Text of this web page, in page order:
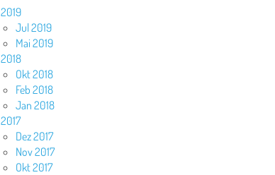
2019
Jul 2019
Mai 2019
2018
Okt 2018
Feb 2018
Jan 2018
2017
Dez 2017
Nov 2017
Okt 2017